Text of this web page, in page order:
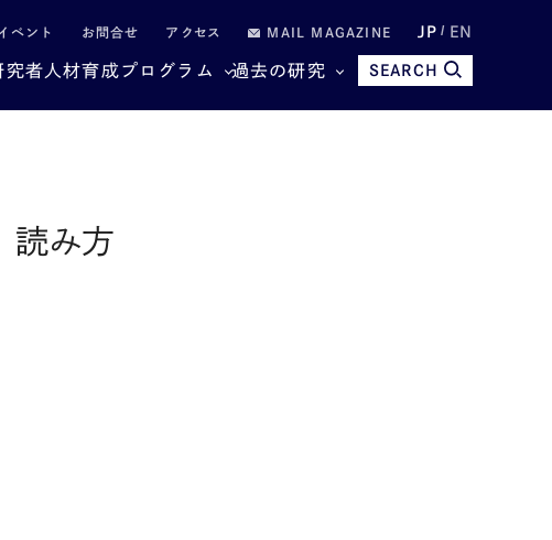
ベント お問合せ アクセス MAIL MAGAZINE JP EN
究者 人材育成プログラム 過去の研究 SEARCH
読み方